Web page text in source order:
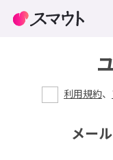
利用規約、
メー